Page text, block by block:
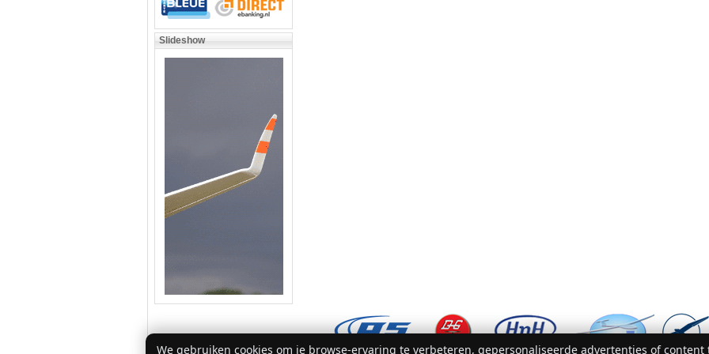
Slideshow
We gebruiken cookies om je browse-ervaring te verbeteren, gepersonaliseerde advertenties of content